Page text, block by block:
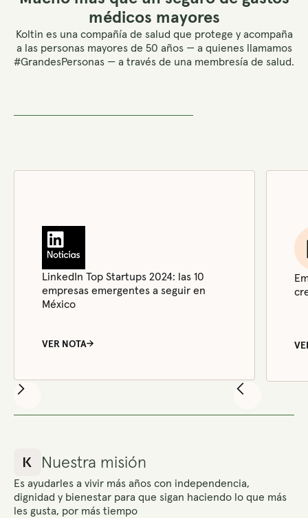
médicos mayores
Koltin es una compañía de salud que protege y acompaña
a las personas mayores de 50 años — a quienes llamamos
#GrandesPersonas — a través de una membresía de salud.
LinkedIn Top Startups 2024: las 10
empresas emergentes a seguir en
México
VER NOTA
Nuestra misión
Es ayudarles a vivir más años con independencia,
dignidad y bienestar para que sigan haciendo lo que más
les gusta, por más tiempo